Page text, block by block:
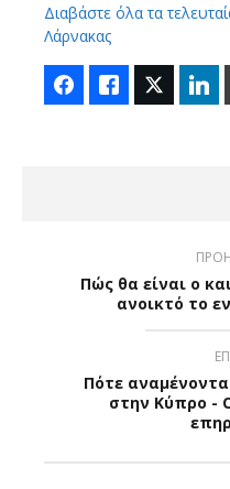
Διαβάστε όλα τα
Λάρνακας
FacebookLike Twitter
Πώς θα είναι ο
ανοικτό το
Πότε
στην Κύπρο -